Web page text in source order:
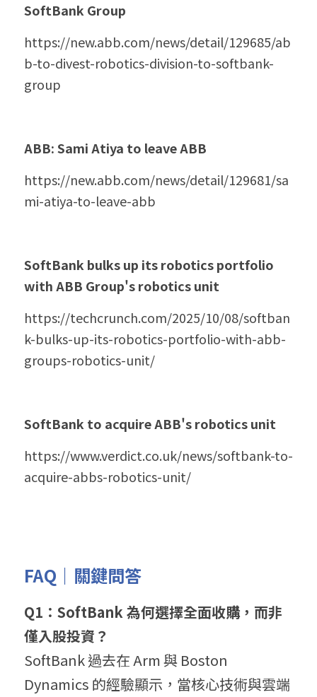
SoftBank Group
https://new.abb.com/news/detail/129685/ab
b-to-divest-robotics-division-to-softbank-
group
ABB: Sami Atiya to leave ABB
https://new.abb.com/news/detail/129681/sa
mi-atiya-to-leave-abb
SoftBank bulks up its robotics portfolio
with ABB Group's robotics unit
https://techcrunch.com/2025/10/08/softban
k-bulks-up-its-robotics-portfolio-with-abb-
groups-robotics-unit/
SoftBank to acquire ABB's robotics unit
https://www.verdict.co.uk/news/softbank-to-
acquire-abbs-robotics-unit/
FAQ｜關鍵問答
Q1：SoftBank 為何選擇全面收購，而非
僅入股投資？
SoftBank 過去在 Arm 與 Boston
Dynamics 的經驗顯示，當核心技術與雲端